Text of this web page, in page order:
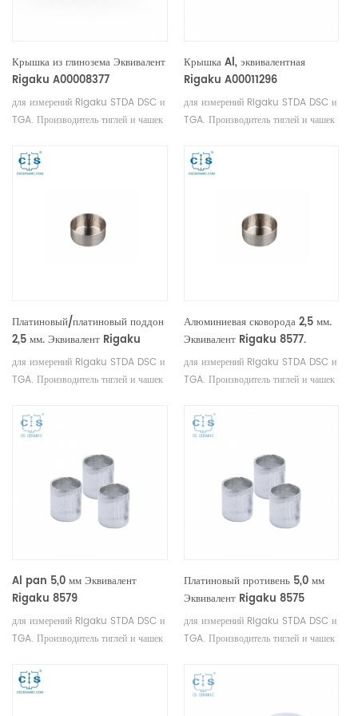
Крышка из глинозема Эквивалент
Rigaku A00008377
для измерений Rigaku STDA DSC и
TGA. Производитель тиглей и чашек
Крышка Al, эквивалентная
Rigaku A00011296
для измерений Rigaku STDA DSC и
TGA. Производитель тиглей и чашек
Платиновый/платиновый поддон
2,5 мм. Эквивалент Rigaku
8573.
для измерений Rigaku STDA DSC и
TGA. Производитель тиглей и чашек
Алюминиевая сковорода 2,5 мм.
Эквивалент Rigaku 8577.
для измерений Rigaku STDA DSC и
TGA. Производитель тиглей и чашек
Al pan 5,0 мм Эквивалент
Rigaku 8579
для измерений Rigaku STDA DSC и
TGA. Производитель тиглей и чашек
Платиновый противень 5,0 мм
Эквивалент Rigaku 8575
для измерений Rigaku STDA DSC и
TGA. Производитель тиглей и чашек